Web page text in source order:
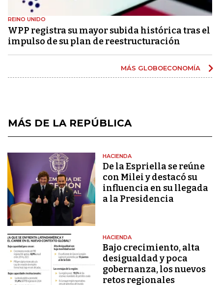
REINO UNIDO
WPP registra su mayor subida histórica tras el
impulso de su plan de reestructuración
MÁS GLOBOECONOMÍA
MÁS DE LA REPÚBLICA
HACIENDA
De la Espriella se reúne
con Milei y destacó su
influencia en su llegada
a la Presidencia
HACIENDA
Bajo crecimiento, alta
desigualdad y poca
gobernanza, los nuevos
retos regionales